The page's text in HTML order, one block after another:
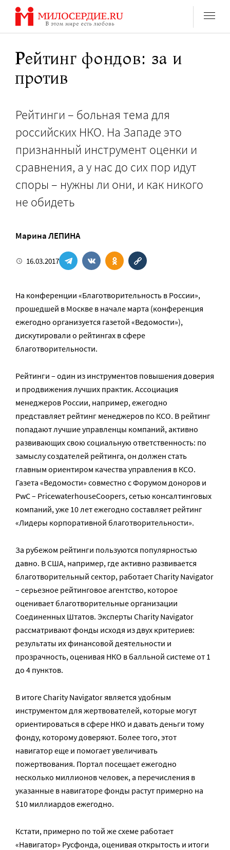
Перейти
содержанию
Рейтинг фондов: за и
против
Рейтинги – больная тема для
российских НКО. На Западе это
признанный инструмент оценки и
сравнения, а у нас до сих пор идут
споры – нужны ли они, и как никого
не обидеть
Марина ЛЕПИНА
16.03.2017
На конференции «Благотворительность в России»,
прошедшей в Москве в начале марта (конференция
ежегодно организуется газетой «Ведомости»),
дискутировали о рейтингах в сфере
благотворительности.
Рейтинги – один из инструментов повышения доверия
и продвижения лучших практик. Ассоциация
менеджеров России, например, ежегодно
представляет рейтинг менеджеров по КСО. В рейтинг
попадают лучшие управленцы компаний, активно
развивающих свою социальную ответственность: по
замыслу создателей рейтинга, он должен стать
главным ориентиром качества управления в КСО.
Газета «Ведомости» совместно с Форумом доноров и
PwC – PricewaterhouseCoopers, сетью консалтинговых
компаний, уже 10 лет ежегодно составляет рейтинг
«Лидеры корпоративной благотворительности».
За рубежом рейтинги пользуются популярностью
давно. В США, например, где активно развивается
благотворительный сектор, работает Charity Navigator
– серьезное рейтинговое агентство, которое
оценивает благотворительные организации
Соединенных Штатов. Эксперты Charity Navigator
рассматривают фонды исходя из двух критериев:
результаты их финансовой деятельности и
прозрачность, оценивая НКО в балльной системе от 1
до 4 пунктов.
В итоге Charity Navigator является удобным
инструментом для жертвователей, которые могут
ориентироваться в сфере НКО и давать деньги тому
фонду, которому доверяют. Более того, этот
навигатор еще и помогает увеличивать
пожертвования. Портал посещает ежегодно
несколько миллионов человек, а перечисления в
указанные в навигаторе фонды растут примерно на
$10 миллиардов ежегодно.
Кстати, примерно по той же схеме работает
«Навигатор» Русфонда, оценивая открытость и итоги